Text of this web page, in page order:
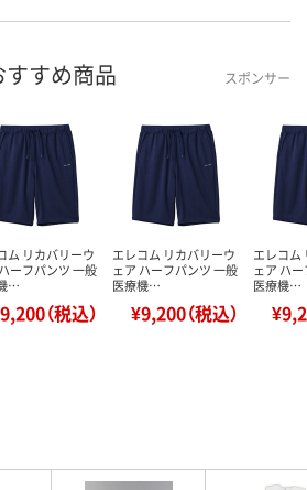
すめ商品 スポンサー
ム リカバリーウ
ーフパンツ 一般
…
（税込）
エレコム リカバリーウ
ェア ハーフパンツ 一般
医療機…
¥9,200（税込）
エレコム
ェア ハ
医療機…